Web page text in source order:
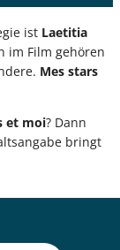
ist Laetitia
im Film gehören
Mes stars
et moi? Dann
bringt